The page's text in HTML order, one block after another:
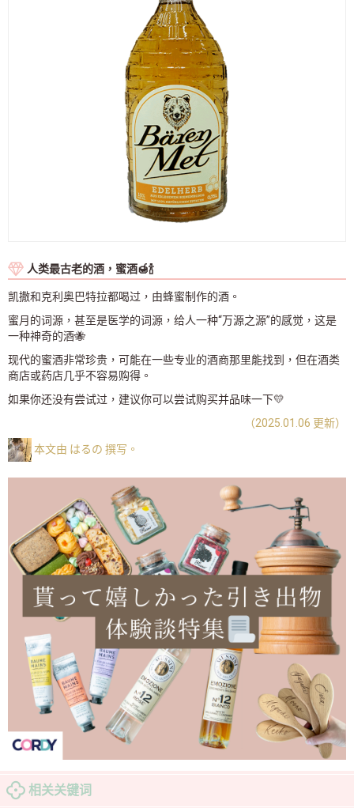
人类最古老的酒，蜜酒🍯🍾
凯撒和克利奥巴特拉都喝过，由蜂蜜制作的酒。
蜜月的词源，甚至是医学的词源，给人一种“万源之源”的感觉，这是
一种神奇的酒🐝
现代的蜜酒非常珍贵，可能在一些专业的酒商那里能找到，但在酒类
商店或药店几乎不容易购得。
如果你还没有尝试过，建议你可以尝试购买并品味一下💛
（2025.01.06 更新）
本文由 はるの 撰写。
相关关键词